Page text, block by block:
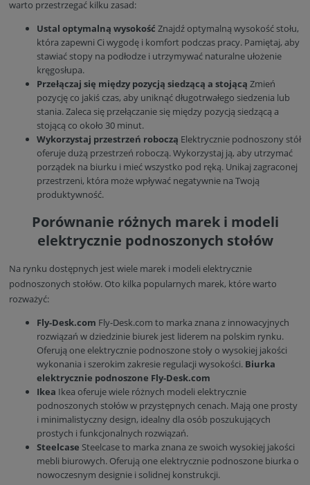
warto przestrzegać kilku zasad:
Ustal optymalną wysokość Znajdź optymalną wysokość stołu,
która zapewni Ci wygodę i komfort podczas pracy. Pamiętaj, aby
stawiać stopy na podłodze i utrzymywać naturalne ułożenie
kręgosłupa.
Przełączaj się między pozycją siedzącą a stojącą Zmień
pozycję co jakiś czas, aby uniknąć długotrwałego siedzenia lub
stania. Zaleca się przełączanie się między pozycją siedzącą a
stojącą co około 30 minut.
Wykorzystaj przestrzeń roboczą Elektrycznie podnoszony stół
oferuje dużą przestrzeń roboczą. Wykorzystaj ją, aby utrzymać
porządek na biurku i mieć wszystko pod ręką. Unikaj zagraconej
przestrzeni, która może wpływać negatywnie na Twoją
produktywność.
Porównanie różnych marek i modeli
elektrycznie podnoszonych stołów
Na rynku dostępnych jest wiele marek i modeli elektrycznie
podnoszonych stołów. Oto kilka popularnych marek, które warto
rozważyć:
Fly-Desk.com Fly-Desk.com to marka znana z innowacyjnych
rozwiązań w dziedzinie biurek jest liderem na polskim rynku.
Oferują one elektrycznie podnoszone stoły o wysokiej jakości
wykonania i szerokim zakresie regulacji wysokości. Biurka
elektrycznie podnoszone Fly-Desk.com
Ikea Ikea oferuje wiele różnych modeli elektrycznie
podnoszonych stołów w przystępnych cenach. Mają one prosty
i minimalistyczny design, idealny dla osób poszukujących
prostych i funkcjonalnych rozwiązań.
Steelcase Steelcase to marka znana ze swoich wysokiej jakości
mebli biurowych. Oferują one elektrycznie podnoszone biurka o
nowoczesnym designie i solidnej konstrukcji.